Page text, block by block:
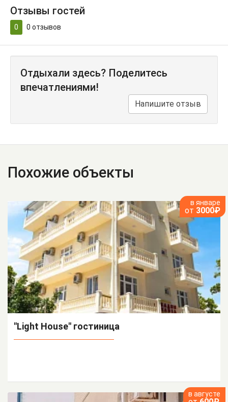
Отзывы гостей
0 0 отзывов
Отдыхали здесь? Поделитесь
впечатлениями!
Напишите отзыв
Похожие объекты
в январе
от 3000₽
"Light House" гостиница
в августе